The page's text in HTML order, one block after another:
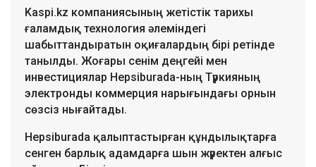
Kaspi.kz компаниясының жетістік тарихы
ғаламдық технология әлеміндегі
шабыттандыратын оқиғалардың бірі ретінде
танылды. Жоғары сенім деңгейі мен
инвестициялар Hepsiburada-ның Түркияның
электронды коммерция нарығындағы орнын
сөзсіз нығайтады.
Hepsiburada қалыптастырған құндылықтарға
сенген барлық адамдарға шын жүректен алғыс